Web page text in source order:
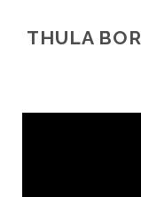
THULA